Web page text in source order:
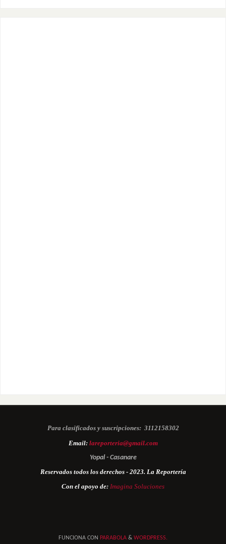
Para clasificados y suscripciones: 3112158302
Email: lareporteria@gmail.com
Yopal - Casanare
Reservados todos los derechos - 2023. La Reportería
Con el apoyo de: Imagina Soluciones
FUNCIONA CON PARABOLA & WORDPRESS.